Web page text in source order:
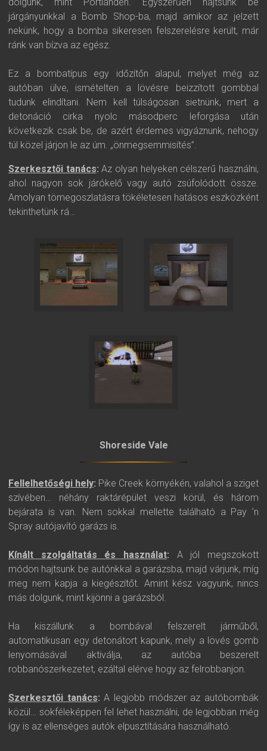
járgányunkkal a Bomb Shop-ba, majd amikor az jelzett
nekünk, hogy a bomba sikeresen felszerelésre került, már
ránk van bízva az egész.
Ez a bombatípus egy időzítőn alapul, melyet még az
autóban ülve, ismételten a lövésre beizzított gombbal
tudunk elindítani. Nem kell túlságosan sietnünk, mert a
detonáció cirka nyolc másodperc leforgása után
következik csak be, de azért érdemes vigyáznunk, nehogy
túl közel járjon le az úm. „önmegsemmisítés”.
Szerkesztői tanács: Az olyan helyeken célszerű használni,
ahol nagyon sok járókelő vagy autó zsúfolódott össze.
Amolyan tömegoszlatásra tökéletesen hatásos eszközként
tekinthetünk rá…
Shoreside Vale
Fellelhetőségi hely: Pike Creek környékén, valahol a sziget
szívében… néhány raktárépület veszi körül, és három
bejárata is van. Nem sokkal mellette található a Pay ’n
Spray autójavító garázs is.
Kínált szolgáltatás és használat: A jól megszokott
módon hajtsunk be autónkkal a garázsba, majd várjunk, míg
meg nem kapja a kiegészítőt. Amint kész vagyunk, nincs
más dolgunk, mint kijönni a garázsból.
Ha kiszállunk a bombával felszerelt járműből,
automatikusan egy detonátort kapunk, mely a lövés gomb
lenyomásával aktiválja, az autóba beszerelt
robbanószerkezetet, ezáltal elérve hogy az felrobbanjon.
Szerkesztői tanács: A legjobb módszer az autóbombák
közül… sokféleképpen fel lehet használni, de legjobban még
így is az ellenséges autók elpusztítására használható.